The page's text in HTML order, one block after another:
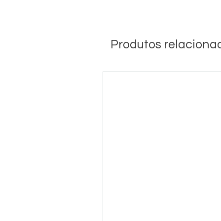
Produtos